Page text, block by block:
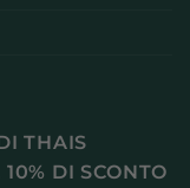
THAIS
DI SCONTO